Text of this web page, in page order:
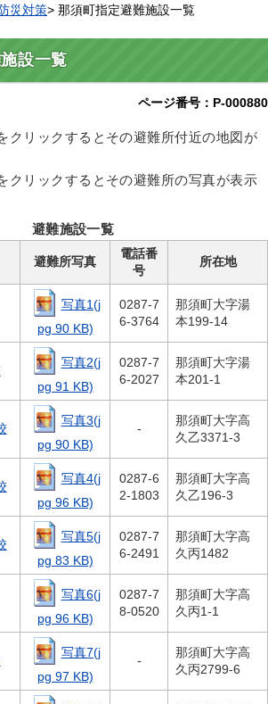
災対策> 那須町指定避難施設一覧
設一覧
ページ番号：P-000880
クリックするとその避難所付近の地図が
クリックするとその避難所の写真が表示
避難施設一覧
避難所写真
電話番
号
所在地
写真1(j
pg 90 KB)
0287-7
6-3764
那須町大字湯
本199-14
写真2(j
pg 91 KB)
0287-7
6-2027
那須町大字湯
本201-1
写真3(j
pg 90 KB)
-
那須町大字高
久乙3371-3
写真4(j
pg 96 KB)
0287-6
2-1803
那須町大字高
久乙196-3
写真5(j
pg 83 KB)
0287-7
6-2491
那須町大字高
久丙1482
写真6(j
pg 96 KB)
0287-7
8-0520
那須町大字高
久丙1-1
写真7(j
pg 97 KB)
-
那須町大字高
久丙2799-6